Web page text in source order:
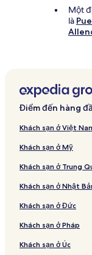
Một
là
Điểm đến hàng
Khách sạn ở Việt
Khách sạn ở Mỹ
Khách sạn ở Trung
Khách sạn ở Nhật
Khách sạn ở Đức
Khách sạn ở Pháp
Khách sạn ở Úc